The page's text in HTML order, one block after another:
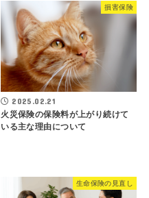
損害保険
2025.02.21
火災保険の保険料が上がり続けて
いる主な理由について
生命保険の見直し